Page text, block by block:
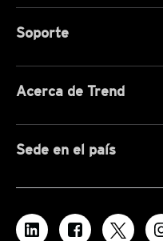
Soporte
Acerca de Trend
Sede en el país